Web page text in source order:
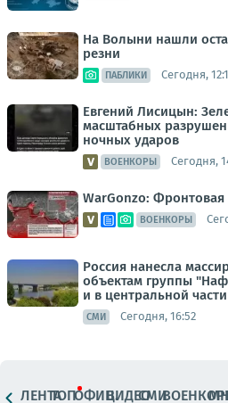
На Волыни нашли
резни
ПАБЛИКИ Сегодня,
Евгений Лисицын:
масштабных
ночных ударов
ВОЕНКОРЫ Сегодня,
WarGonzo: Фронтовая
ВОЕНКОРЫ
Россия нанесла
объектам группы
и в центральной
СМИ Сегодня, 16:52
ЛЕНТАТОПОФИЦ.ВИДЕОСМИ